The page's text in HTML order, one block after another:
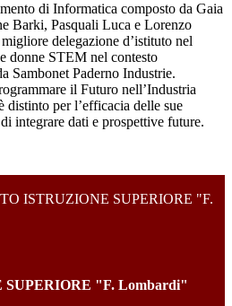
di Informatica composto da Gaia
Barki, Pasquali Luca e Lorenzo
delegazione d’istituto nel
donne STEM nel contesto
Sambonet Paderno Industrie.
il Futuro nell’Industria
per l’efficacia delle sue
integrare dati e prospettive future.
ISTRUZIONE SUPERIORE "F.
"F. Lombardi"